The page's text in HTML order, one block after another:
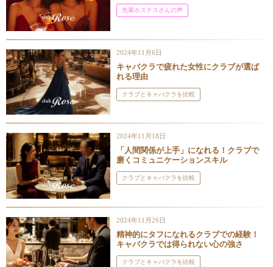
先輩ホステスさんの声
2024年11月6日
キャバクラで疲れた女性にクラブが選ば
れる理由
クラブとキャバクラを比較
2024年11月18日
「人間関係が上手」になれる！クラブで
磨くコミュニケーションスキル
クラブとキャバクラを比較
2024年11月26日
精神的にタフになれるクラブでの経験！
キャバクラでは得られない心の強さ
クラブとキャバクラを比較